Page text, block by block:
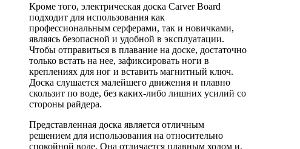
Кроме того, электрическая доска Carver Board
подходит для использования как
профессиональным серферами, так и новичками,
являясь безопасной и удобной в эксплуатации.
Чтобы отправиться в плавание на доске, достаточно
только встать на нее, зафиксировать ноги в
креплениях для ног и вставить магнитный ключ.
Доска слушается малейшего движения и плавно
скользит по воде, без каких-либо лишних усилий со
стороны райдера.
Представленная доска является отличным
решением для использования на относительно
спокойной воде. Она отличается плавным ходом и,